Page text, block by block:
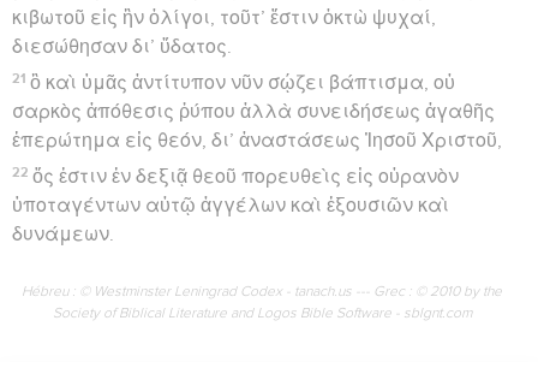
κιβωτοῦ εἰς ἣν ὀλίγοι, τοῦτ’ ἔστιν ὀκτὼ ψυχαί,
διεσώθησαν δι’ ὕδατος.
21 ὃ καὶ ὑμᾶς ἀντίτυπον νῦν σῴζει βάπτισμα, οὐ
σαρκὸς ἀπόθεσις ῥύπου ἀλλὰ συνειδήσεως ἀγαθῆς
ἐπερώτημα εἰς θεόν, δι’ ἀναστάσεως Ἰησοῦ Χριστοῦ,
22 ὅς ἐστιν ἐν δεξιᾷ θεοῦ πορευθεὶς εἰς οὐρανὸν
ὑποταγέντων αὐτῷ ἀγγέλων καὶ ἐξουσιῶν καὶ
δυνάμεων.
Hébreu : © Westminster Leningrad Codex - tanach.us --- Grec : © 2010 by the
Society of Biblical Literature and Logos Bible Software - sblgnt.com